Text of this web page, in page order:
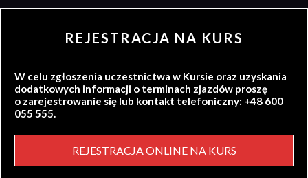
REJESTRACJA NA KURS
W celu zgłoszenia uczestnictwa w Kursie oraz uzyskania
dodatkowych informacji o terminach zjazdów proszę
o zarejestrowanie się lub kontakt telefoniczny: +48 600
055 555.
REJESTRACJA ONLINE NA KURS